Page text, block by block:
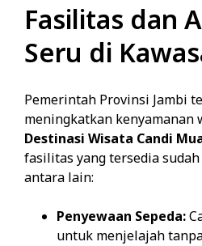
Fasilitas dan
Seru di
Pemerintah Provinsi Jambi
meningkatkan kenyamanan
Destinasi Wisata Candi
fasilitas yang tersedia
antara lain:
Penyewaan Sepeda:
untuk menjelajah